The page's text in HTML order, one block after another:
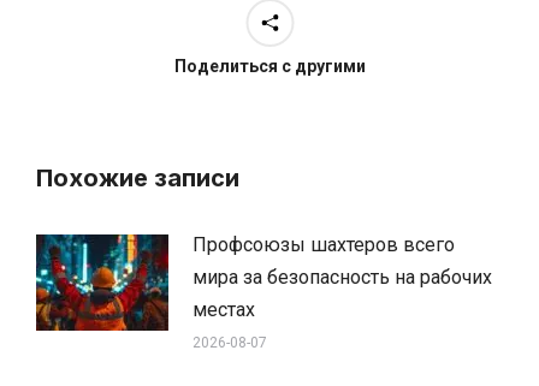
Поделиться с другими
Похожие записи
Профсоюзы шахтеров всего
мира за безопасность на рабочих
местах
2026-08-07